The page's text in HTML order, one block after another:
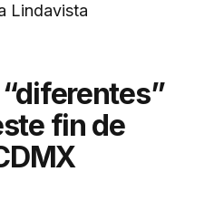
Lindavista
fin de